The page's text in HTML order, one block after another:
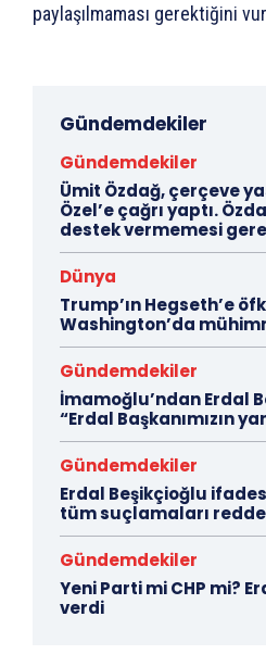
paylaşılmaması gerektiğini
Gündemdekiler
Gündemdekiler
Ümit Özdağ, çerçeve
Özel’e çağrı yaptı.
destek vermemesi
Dünya
Trump’ın Hegseth’e
Washington’da
Gündemdekiler
İmamoğlu’ndan Erdal
“Erdal Başkanımızın
Gündemdekiler
Erdal Beşikçioğlu
tüm suçlamaları
Gündemdekiler
Yeni Parti mi CHP mi?
verdi